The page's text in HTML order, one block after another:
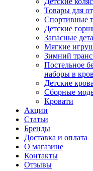
Товары для
Спортивные
Детские
Запасные
Мягкие
Зимний
Постельное
наборы в
Детские
Сборные
Кровати
Акции
Статьи
Бренды
Доставка и оплата
О магазине
Контакты
Отзывы